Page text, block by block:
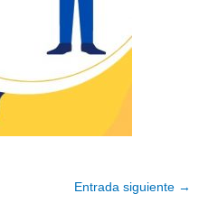
Entrada siguiente →